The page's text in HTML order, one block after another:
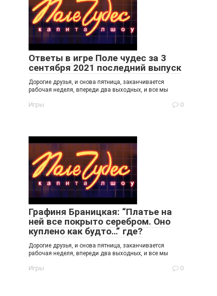
Ответы в игре Поле чудес за 3
сентября 2021 последний выпуск
Дорогие друзья, и снова пятница, заканчивается
рабочая неделя, впереди два выходных, и все мы
Игры 0
Графиня Браницкая: “Платье на
ней все покрыто серебром. Оно
куплено как будто…” где?
Дорогие друзья, и снова пятница, заканчивается
рабочая неделя, впереди два выходных, и все мы
Игры 0